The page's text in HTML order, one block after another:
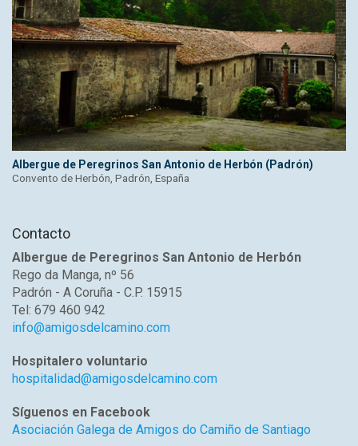
Albergue de Peregrinos San Antonio de Herbón (Padrón)
Convento de Herbón, Padrón, España
Contacto
Albergue de Peregrinos San Antonio de Herbón
Rego da Manga, nº 56
Padrón - A Coruña - C.P. 15915
Tel: 679 460 942
info@amigosdelcamino.com
Hospitalero voluntario
hospitalidad@amigosdelcamino.com
Síguenos en Facebook
Asociación Galega de Amigos do Camiño de Santiago